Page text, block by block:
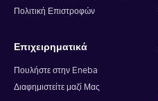
Πολιτική Επιστροφών
Επιχειρηματικά
Πουλήστε στην Eneba
Διαφημιστείτε μαζί Μας